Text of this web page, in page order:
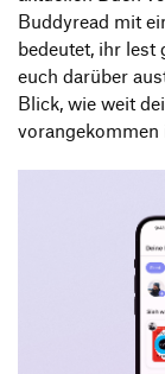
Buddyread mit
bedeutet, ihr lest
euch darüber
Blick, wie weit
vorangekommen